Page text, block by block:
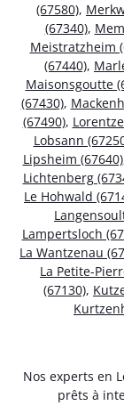
(67580),
(67340),
Meistratzheim
(67440),
Maisonsgoutte
(67430),
(67490),
Lobsann
Lipsheim (67640)
Lichtenberg
Le Hohwald
Lampertsloch
La Wantzenau
La Petite-
(67130),
Nos experts en
prêts à